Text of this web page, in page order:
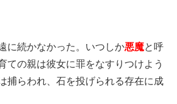
に続かなかった。いつしか悪魔と呼
ての親は彼女に罪をなすりつけよう
捕らわれ、石を投げられる存在に成